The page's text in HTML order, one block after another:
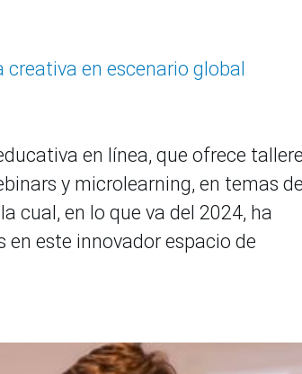
creativa en escenario global
en línea, que ofrece
y microlearning, en temas
cual, en lo que va del 2024, ha
este innovador espacio de